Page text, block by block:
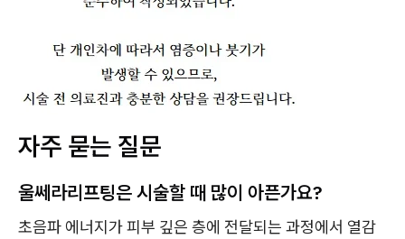
자주 묻는 질문
울쎄라리프팅은 시술할 때 많이 아픈가요?
초음파 에너지가 피부 깊은 층에 전달되는 과정에서 열감